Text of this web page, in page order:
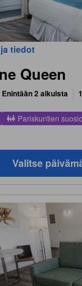
tiedot
Queen
Enintään 2 aikuista
Pariskuntien
Valitse